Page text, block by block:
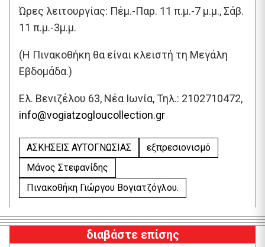
Ώρες λειτουργίας: Πέμ.-Παρ. 11 π.μ.-7 μ.μ., Σάβ.
11 π.μ.-3μ.μ.
(Η Πινακοθήκη θα είναι κλειστή τη Μεγάλη
Εβδομάδα.)
Ελ. Βενιζέλου 63, Νέα Ιωνία, Τηλ.: 2102710472,
info@vogiatzogloucollection.gr
ΑΣΚΗΣΕΙΣ ΑΥΤΟΓΝΩΣΙΑΣ
εξπρεσιονισμό
Μάνος Στεφανίδης
Πινακοθήκη Γιώργου Βογιατζόγλου.
διαβάστε επίσης